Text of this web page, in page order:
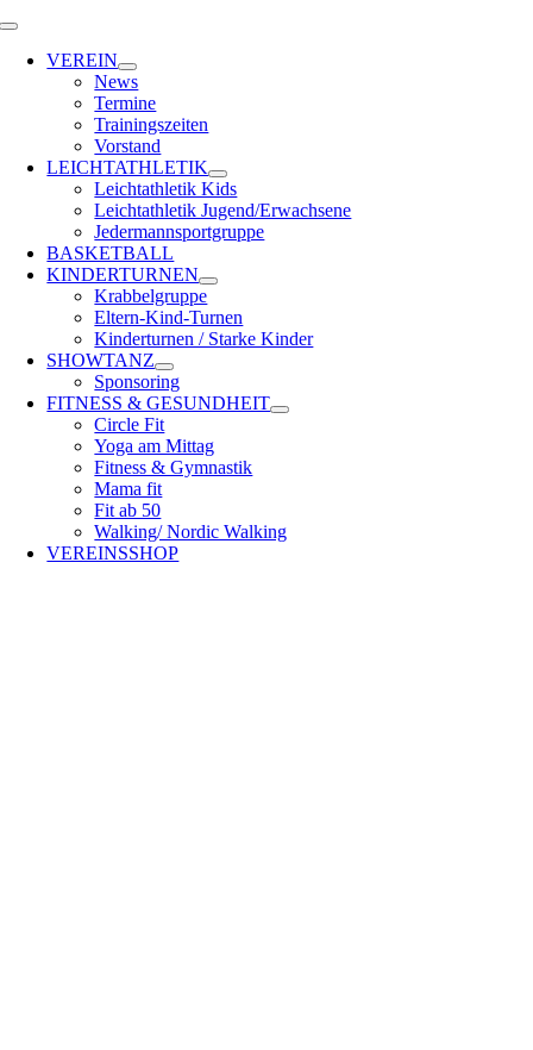
Zum
springen
Toggle
NavigationVEREIN
News
Termine
Trainingszeiten
Vorstand
LEICHTATHLETIK
Leichtathletik Kids
Leichtathletik Jugend/Erwachsene
Jedermannsportgruppe
BASKETBALL
KINDERTURNEN
Krabbelgruppe
Eltern-Kind-Turnen
Kinderturnen / Starke Kinder
SHOWTANZ
Sponsoring
FITNESS & GESUNDHEIT
Circle Fit
Yoga am Mittag
Fitness & Gymnastik
Mama fit
Fit ab 50
Walking/ Nordic Walking
VEREINSSHOP